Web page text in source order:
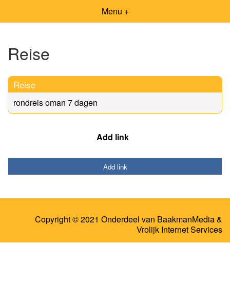
Menu +
Reise
Reise
rondreis oman 7 dagen
Add link
Add link
Copyright © 2021 Onderdeel van BaakmanMedia&
Vrolijk Internet Services